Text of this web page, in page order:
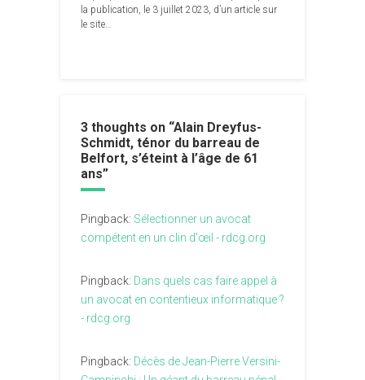
la publication, le 3 juillet 2023, d’un article sur
le site…
3 thoughts on “Alain Dreyfus-
Schmidt, ténor du barreau de
Belfort, s’éteint à l’âge de 61
ans”
Pingback: Sélectionner un avocat
compétent en un clin d'œil - rdcg.org
Pingback: Dans quels cas faire appel à
un avocat en contentieux informatique ?
- rdcg.org
Pingback: Décès de Jean-Pierre Versini-